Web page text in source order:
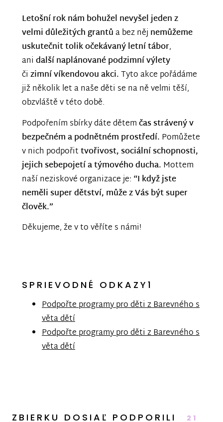
Letošní rok nám bohužel nevyšel jeden z
velmi důležitých grantůa bez něj nemůžeme
uskutečnit tolik očekávaný letní tábor,
ani další naplánované podzimní výlety
či zimní víkendovou akci.Tyto akce pořádáme
již několik let a naše děti se na ně velmi těší,
obzvláště v této době.
Podpořením sbírky dáte dětemčas strávený v
bezpečném a podnětném prostředí. Pomůžete
v nich podpořittvořivost, sociální schopnosti,
jejich sebepojetí a týmového ducha. Mottem
naší neziskové organizace je: “I když jste
neměli super dětství, může z Vás být super
člověk.”
Děkujeme, že v to věříte s námi!
SPRIEVODNÉ ODKAZY1
Podpořte programy pro děti z Barevného s
věta dětí
Podpořte programy pro děti z Barevného s
věta dětí
ZBIERKU DOSIAĽ PODPORILI 21